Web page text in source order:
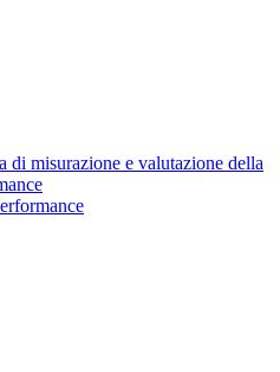
di misurazione e valutazione della